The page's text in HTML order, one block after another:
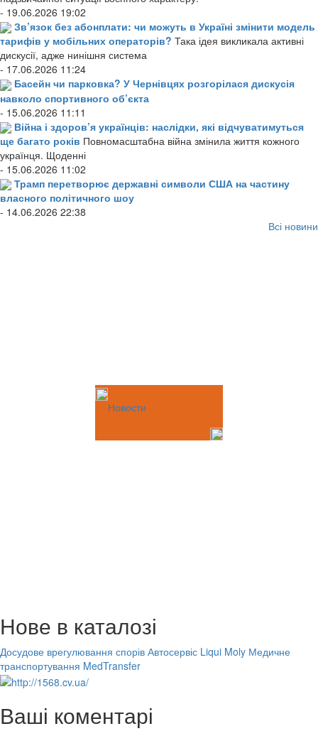
- 19.06.2026 19:02
Зв’язок без абонплати: чи можуть в Україні змінити модель
тарифів у мобільних операторів? Така ідея викликала активні
дискусії, адже нинішня система
- 17.06.2026 11:24
Басейн чи парковка? У Чернівцях розгорілася дискусія
навколо спортивного об’єкта
- 15.06.2026 11:11
Війна і здоров’я українців: наслідки, які відчуватимуться
ще багато років Повномасштабна війна змінила життя кожного
українця. Щоденні
- 15.06.2026 11:02
Трамп перетворює державні символи США на частину
власного політичного шоу
- 14.06.2026 22:38
Всі новини
Новости
Нове в каталозі
Досудове врегулювання спорів Автосервіс Liqui Moly Медичне
транспортування MedTransfer
Ваші коментарі